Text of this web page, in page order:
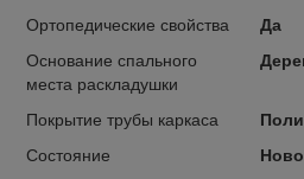
Ортопедические свойства
Да
Основание спального
места раскладушки
Покрытие трубы каркаса
Состояние